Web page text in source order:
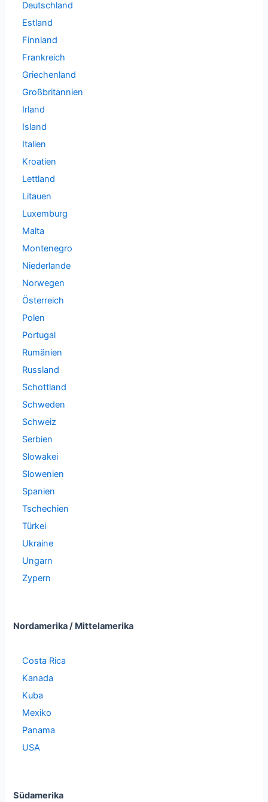
Deutschland
Estland
Finnland
Frankreich
Griechenland
Großbritannien
Irland
Island
Italien
Kroatien
Lettland
Litauen
Luxemburg
Malta
Montenegro
Niederlande
Norwegen
Österreich
Polen
Portugal
Rumänien
Russland
Schottland
Schweden
Schweiz
Serbien
Slowakei
Slowenien
Spanien
Tschechien
Türkei
Ukraine
Ungarn
Zypern
Nordamerika / Mittelamerika
Costa Rica
Kanada
Kuba
Mexiko
Panama
USA
Südamerika